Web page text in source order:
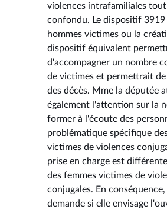
violences intrafamiliales
confondu. Le dispositif
hommes victimes ou la
dispositif équivalent
d'accompagner un nombre
de victimes et permettrait
des décès. Mme la députée
également l'attention sur la
former à l'écoute des
problématique spécifique
victimes de violences
prise en charge est
des femmes victimes de
conjugales. En
demande si elle envisage